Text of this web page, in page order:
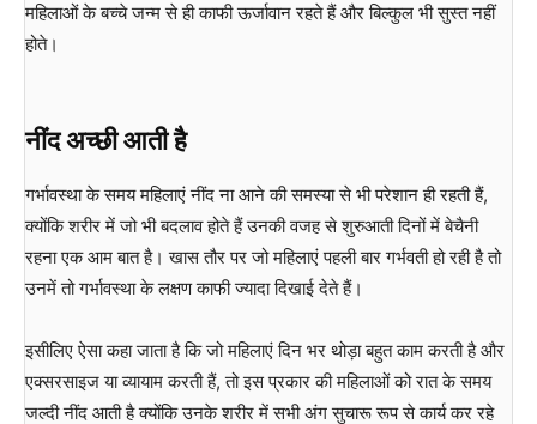
महिलाओं के बच्चे जन्म से ही काफी ऊर्जावान रहते हैं और बिल्कुल भी सुस्त नहीं
होते।
नींद अच्छी आती है
गर्भावस्था के समय महिलाएं नींद ना आने की समस्या से भी परेशान ही रहती हैं,
क्योंकि शरीर में जो भी बदलाव होते हैं उनकी वजह से शुरुआती दिनों में बेचैनी
रहना एक आम बात है। खास तौर पर जो महिलाएं पहली बार गर्भवती हो रही है तो
उनमें तो गर्भावस्था के लक्षण काफी ज्यादा दिखाई देते हैं।
इसीलिए ऐसा कहा जाता है कि जो महिलाएं दिन भर थोड़ा बहुत काम करती है और
एक्सरसाइज या व्यायाम करती हैं, तो इस प्रकार की महिलाओं को रात के समय
जल्दी नींद आती है क्योंकि उनके शरीर में सभी अंग सुचारू रूप से कार्य कर रहे